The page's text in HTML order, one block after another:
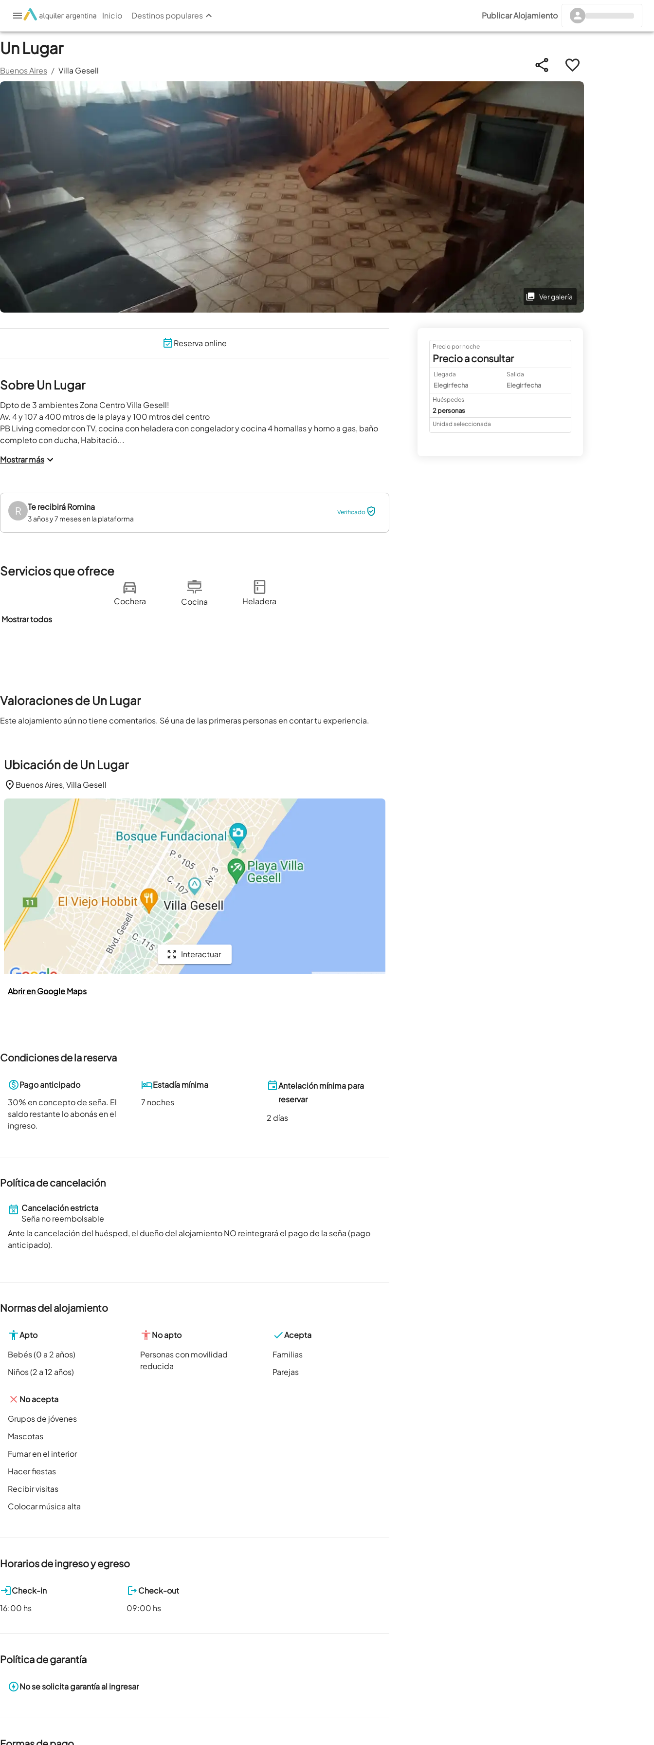
Inicio Destinos populares Publicar Alojamiento
Un Lugar
Buenos Aires / Villa Gesell
Ver galería
Reserva online
Sobre Un Lugar
Dpto de 3 ambientes Zona Centro Villa Gesell!
Av. 4 y 107 a 400 mtros de la playa y 100 mtros del centro
PB Living comedor con TV, cocina con heladera con congelador y cocina 4 hornallas y horno a gas, baño
completo con ducha, Habitació...
Mostrar más
R Te recibiráRomina
3 años y 7 meses en la plataforma
Verificado
Servicios que ofrece
Cochera Cocina
Heladera
Mostrar todos
Valoraciones de Un Lugar
Este alojamiento aún no tiene comentarios. Sé una de las primeras personas en contar tu experiencia.
Ubicación de Un Lugar
Buenos Aires, Villa Gesell
Interactuar
Abrir en Google Maps
Condiciones de la reserva
Pago anticipado
30% en concepto de seña. El
saldo restante lo abonás en el
ingreso.
Estadía mínima
7 noches
Antelación mínima para
reservar
2 días
Política de cancelación
Cancelación estricta
Seña no reembolsable
Ante la cancelación del huésped, el dueño del alojamiento NO reintegrará el pago de la seña (pago
anticipado).
Normas del alojamiento
Apto
Bebés (0 a 2 años)
Niños (2 a 12 años)
No apto
Personas con movilidad
reducida
Acepta
Familias
Parejas
No acepta
Grupos de jóvenes
Mascotas
Fumar en el interior
Hacer fiestas
Recibir visitas
Colocar música alta
Horarios de ingreso y egreso
Check-in
16:00 hs
Check-out
09:00 hs
Política de garantía
No se solicita garantía al ingresar
Precio por noche
Precio a consultar
Llegada
Elegir fecha
Salida
Elegir fecha
Huéspedes
2 personas
Unidad seleccionada